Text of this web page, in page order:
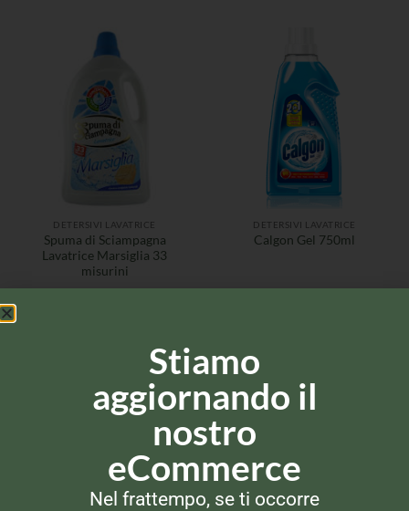
DETERSIVI LAVATRICE
Spuma di Sciampagna
Lavatrice Marsiglia 33
misurini
DETERSIVI LAVATRICE
Calgon Gel 750ml
Stiamo
aggiornando il
nostro
eCommerce
Nel frattempo, se ti occorre